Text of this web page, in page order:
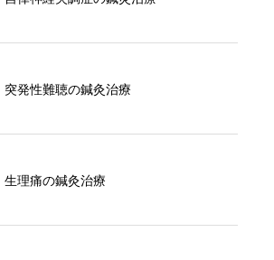
突発性難聴の鍼灸治療
生理痛の鍼灸治療